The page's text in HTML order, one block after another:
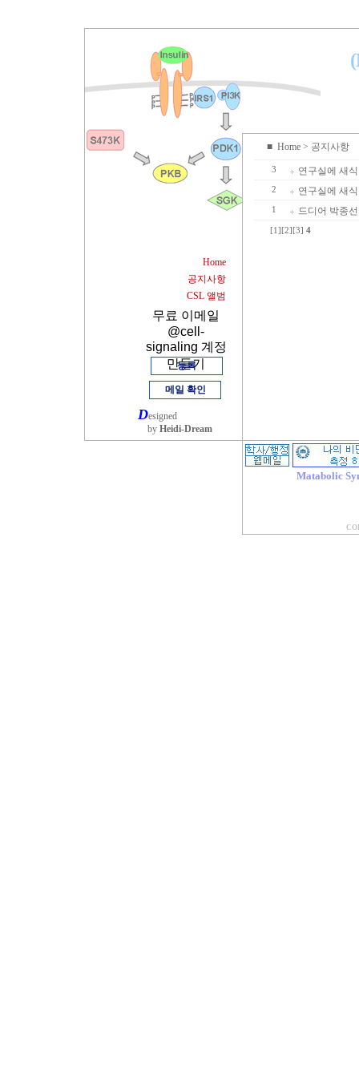
Home
공지사항
CSL 앨범
무료 이메일
@cell-
signaling 계정
만들기
등록
메일 확인
Designed
by Heidi-Dream
■ Home > 공지사항
3 연구실에 새
2 연구실에 새
1 드디어 박종
[1] [2] [3] 4
Matabolic